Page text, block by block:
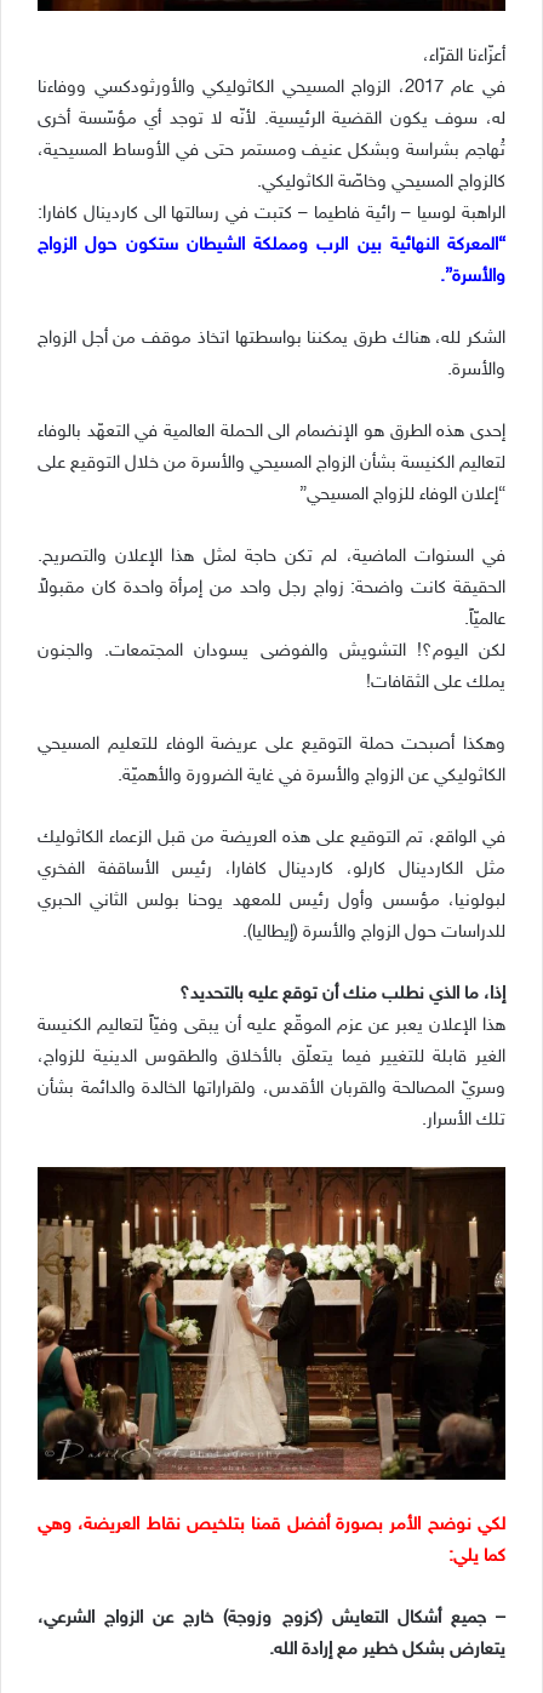
أعزّاءنا القرّاء،
في عام 2017، الزواج المسيحي الكاثوليكي والأورثودكسي ووفاءنا
له، سوف يكون القضية الرئيسية. لأنّه لا توجد أي مؤسّسة أخرى
تُهاجم بشراسة وبشكل عنيف ومستمر حتى في الأوساط المسيحية،
كالزواج المسيحي وخاصّة الكاثوليكي.
الراهبة لوسيا – رائية فاطيما – كتبت في رسالتها الى كاردينال كافارا:
“المعركة النهائية بين الرب ومملكة الشيطان ستكون حول الزواج
والأسرة”.
الشكر لله، هناك طرق يمكننا بواسطتها اتخاذ موقف من أجل الزواج
والأسرة.
إحدى هذه الطرق هو الإنضمام الى الحملة العالمية في التعهّد بالوفاء
لتعاليم الكنيسة بشأن الزواج المسيحي والأسرة من خلال التوقيع على
“إعلان الوفاء للزواج المسيحي”
في السنوات الماضية، لم تكن حاجة لمثل هذا الإعلان والتصريح.
الحقيقة كانت واضحة: زواج رجل واحد من إمرأة واحدة كان مقبولاً
عالميّاً.
لكن اليوم؟! التشويش والفوضى يسودان المجتمعات. والجنون
يملك على الثقافات!
وهكذا أصبحت حملة التوقيع على عريضة الوفاء للتعليم المسيحي
الكاثوليكي عن الزواج والأسرة في غاية الضرورة والأهميّة.
في الواقع، تم التوقيع على هذه العريضة من قبل الزعماء الكاثوليك
مثل الكاردينال كارلو، كاردينال كافارا، رئيس الأساقفة الفخري
لبولونيا، مؤسس وأول رئيس للمعهد يوحنا بولس الثاني الحبري
للدراسات حول الزواج والأسرة (إيطاليا).
إذا، ما الذي نطلب منك أن توقع عليه بالتحديد؟
هذا الإعلان يعبر عن عزم الموقّع عليه أن يبقى وفيّاً لتعاليم الكنيسة
الغير قابلة للتغيير فيما يتعلّق بالأخلاق والطقوس الدينية للزواج،
وسريّ المصالحة والقربان الأقدس، ولقراراتها الخالدة والدائمة بشأن
تلك الأسرار.
لكي نوضح الأمر بصورة أفضل قمنا بتلخيص نقاط العريضة، وهي
كما يلي:
– جميع أشكال التعايش (كزوج وزوجة) خارج عن الزواج الشرعي،
يتعارض بشكل خطير مع إرادة الله.